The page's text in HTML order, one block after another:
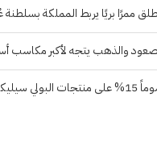
ممرًا بريًا يربط المملكة
والذهب يتجه لأكبر مكاسب
سيليكون